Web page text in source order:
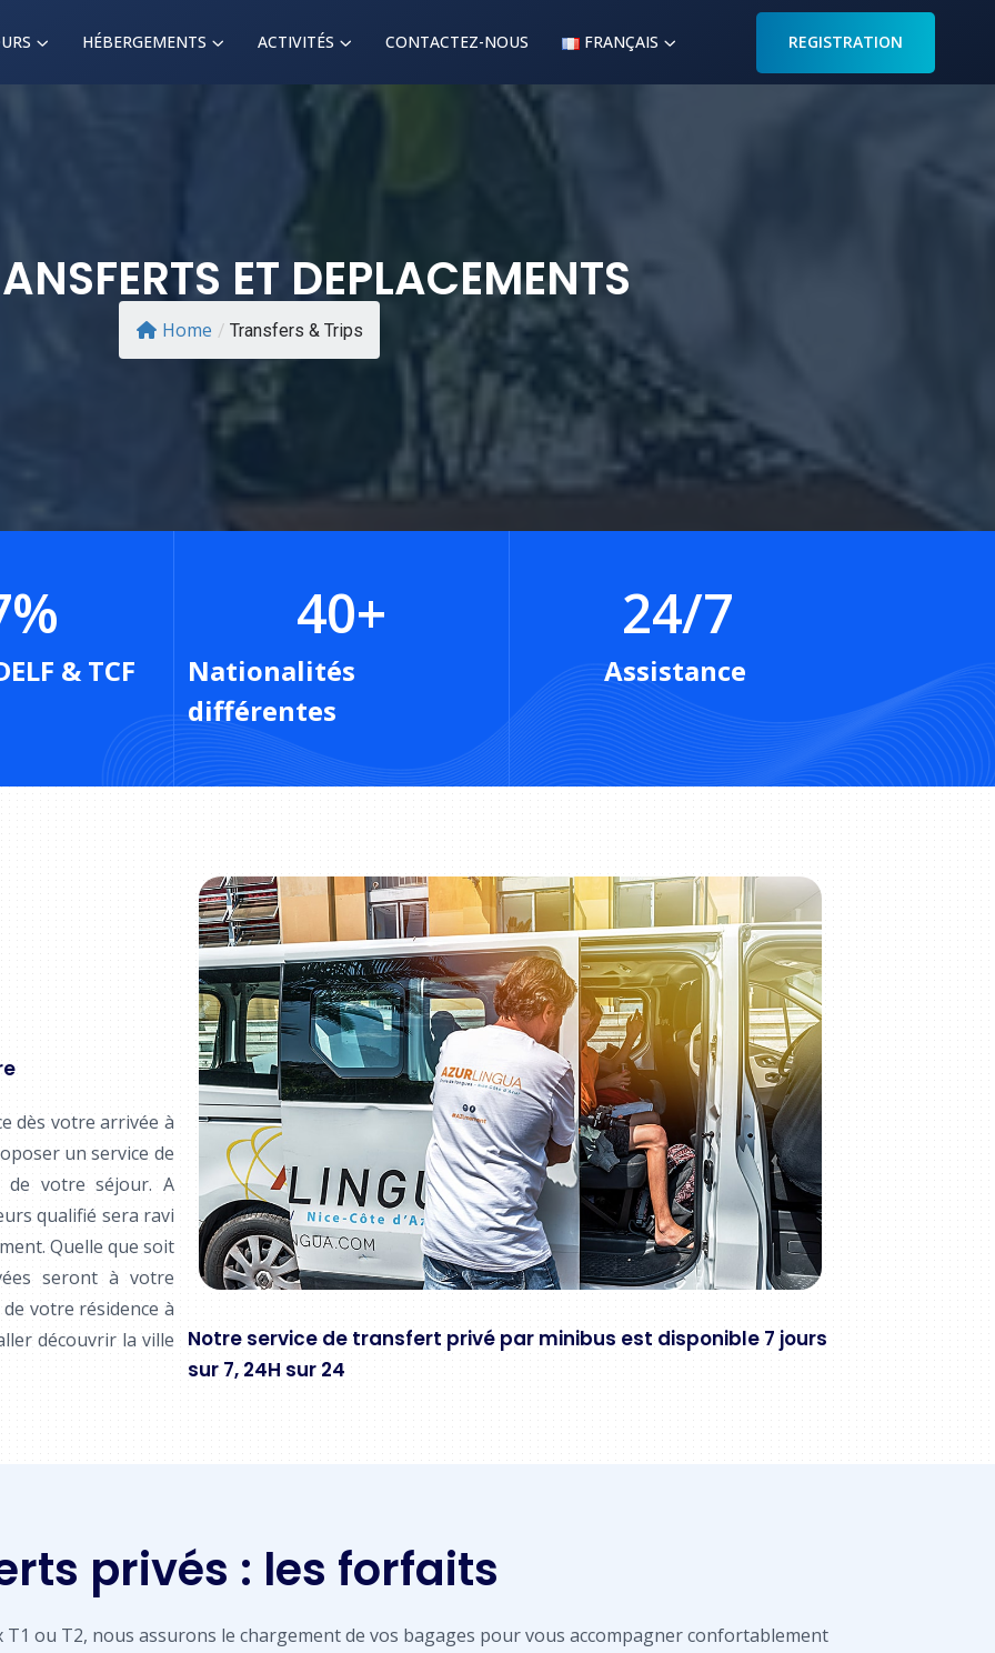
HÉBERGEMENTS ACTIVITÉS CONTACTEZ-NOUS FRANÇAIS REGISTRATION
ET DEPLACEMENTS
Home / Transfers & Trips
& TCF
%
Nationalités
différentes
40+
Assistance
24/7
dès votre arrivée à
un service de
votre séjour. A
qualifié sera ravi
Quelle que soit
seront à votre
votre résidence à
découvrir la ville
Notre service de transfert privé par minibus est disponible 7 jours
sur 7, 24H sur 24
privés : les forfaits
ou T2, nous assurons le chargement de vos bagages pour vous accompagner confortablement